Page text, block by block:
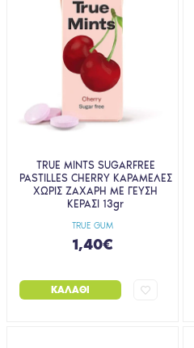
TRUE GUM
TRUE MINTS SUGARFREE
PASTILLES CHERRY ΚΑΡΑΜΕΛΕΣ
ΧΩΡΙΣ ΖΑΧΑΡΗ ΜΕ ΓΕΥΣΗ
ΚΕΡΑΣΙ 13gr
1,40€
ΚΑΛΆΘΙ